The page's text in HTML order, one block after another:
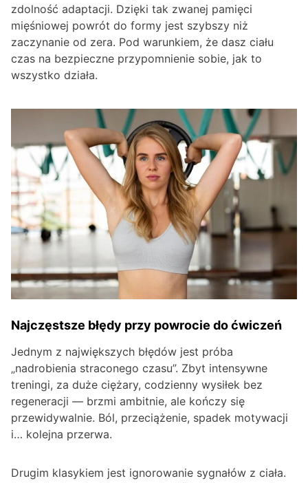
zdolność adaptacji. Dzięki tak zwanej pamięci
mięśniowej powrót do formy jest szybszy niż
zaczynanie od zera. Pod warunkiem, że dasz ciału
czas na bezpieczne przypomnienie sobie, jak to
wszystko działa.
Najczęstsze błędy przy powrocie do ćwiczeń
Jednym z największych błędów jest próba
„nadrobienia straconego czasu”. Zbyt intensywne
treningi, za duże ciężary, codzienny wysiłek bez
regeneracji — brzmi ambitnie, ale kończy się
przewidywalnie. Ból, przeciążenie, spadek motywacji
i… kolejna przerwa.
Drugim klasykiem jest ignorowanie sygnałów z ciała.